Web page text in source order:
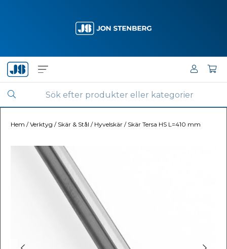
Hem /Verktyg / Skär & Stål / Hyvelskär / Skär Tersa HS L=410 mm